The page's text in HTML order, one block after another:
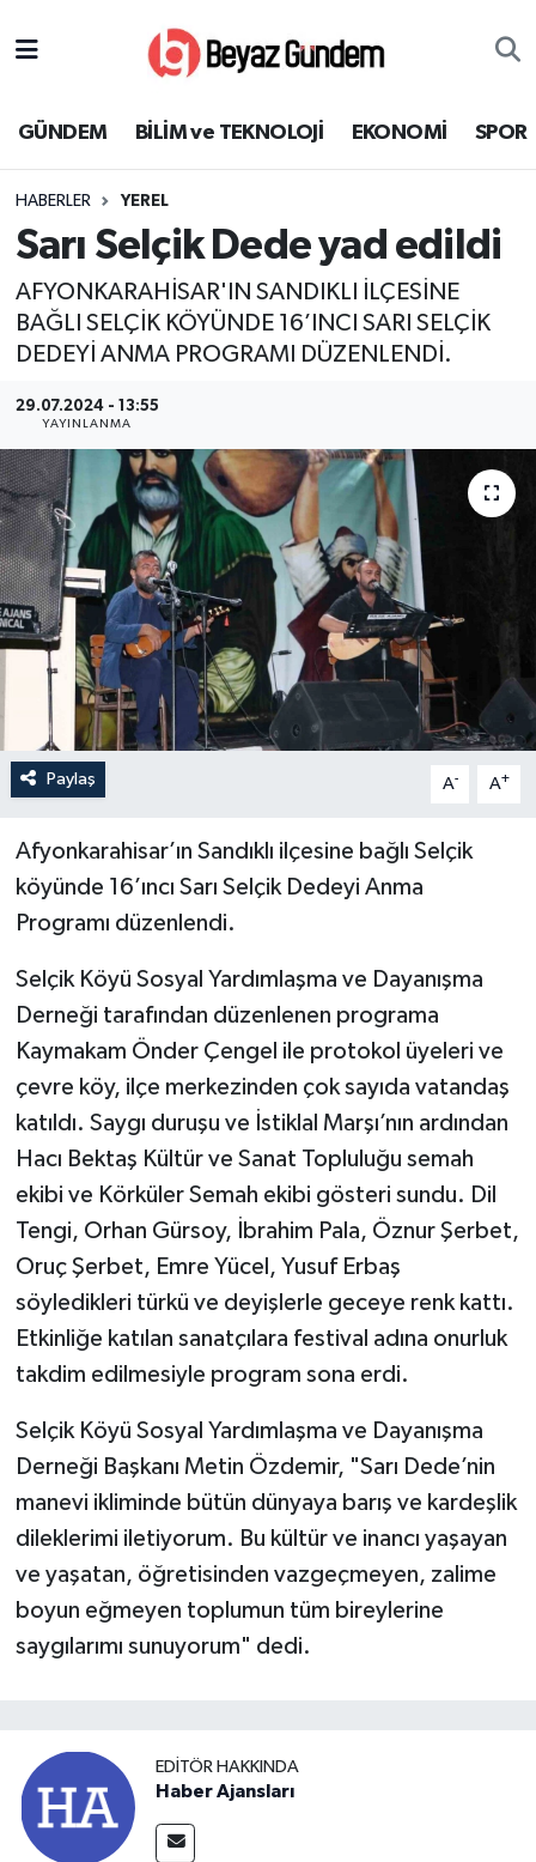
GÜNDEM BİLİM ve TEKNOLOJİ EKONOMİ SPOR
HABERLER YEREL
Sarı Selçik Dede yad edildi
AFYONKARAHİSAR'IN SANDIKLI İLÇESİNE
BAĞLI SELÇİK KÖYÜNDE 16’INCI SARI SELÇİK
DEDEYİ ANMA PROGRAMI DÜZENLENDİ.
29.07.2024 - 13:55
YAYINLANMA
Paylaş A- A+
Afyonkarahisar’ın Sandıklı ilçesine bağlı Selçik
köyünde 16’ıncı Sarı Selçik Dedeyi Anma
Programı düzenlendi.
Selçik Köyü Sosyal Yardımlaşma ve Dayanışma
Derneği tarafından düzenlenen programa
Kaymakam Önder Çengel ile protokol üyeleri ve
çevre köy, ilçe merkezinden çok sayıda vatandaş
katıldı. Saygı duruşu ve İstiklal Marşı’nın ardından
Hacı Bektaş Kültür ve Sanat Topluluğu semah
ekibi ve Körküler Semah ekibi gösteri sundu. Dil
Tengi, Orhan Gürsoy, İbrahim Pala, Öznur Şerbet,
Oruç Şerbet, Emre Yücel, Yusuf Erbaş
söyledikleri türkü ve deyişlerle geceye renk kattı.
Etkinliğe katılan sanatçılara festival adına onurluk
takdim edilmesiyle program sona erdi.
Selçik Köyü Sosyal Yardımlaşma ve Dayanışma
Derneği Başkanı Metin Özdemir, "Sarı Dede’nin
manevi ikliminde bütün dünyaya barış ve kardeşlik
dileklerimi iletiyorum. Bu kültür ve inancı yaşayan
ve yaşatan, öğretisinden vazgeçmeyen, zalime
boyun eğmeyen toplumun tüm bireylerine
saygılarımı sunuyorum" dedi.
EDITÖR HAKKINDA
Haber Ajansları
EKONOMİ
SAĞLIK
EĞİTİM
KÜLTÜR SANAT
MAGAZİN
YEREL
Süper Lig Puan Durumu ve Fikstür
Tüm Manşetler
Son Dakika Haberleri
Haber Arşivi